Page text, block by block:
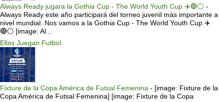
Always Ready jugara la Gothia Cup - The World Youth Cup ✈️🔴⚪️ -
Always Ready este año participará del torneo juvenil más importante a
nivel mundial. Nos vamos a la Gothia Cup - The World Youth Cup ✈️
🔴⚪️ [image: Al...
Ellas Juegan Futbol
Fixture de la Copa América de Futsal Femenina - [image: Fixture de la
Copa América de Futsal Femenina] [image: Fixture de la Copa